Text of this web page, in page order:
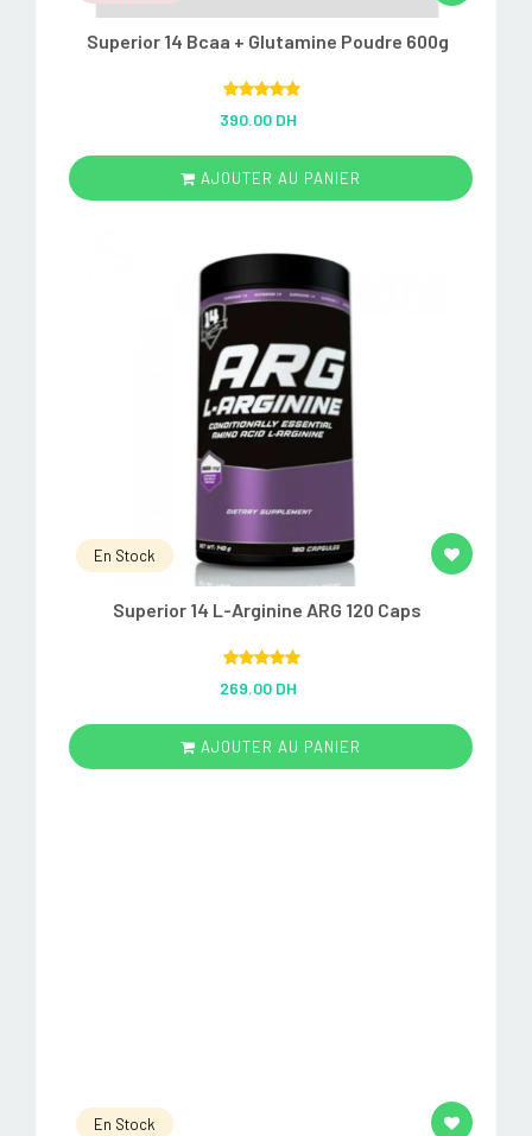
Superior 14 Bcaa + Glutamine Poudre 600g
out of 5
390.00 DH
AJOUTER AU PANIER
En Stock
Superior 14 L-Arginine ARG 120 Caps
out of 5
269.00 DH
AJOUTER AU PANIER
En Stock